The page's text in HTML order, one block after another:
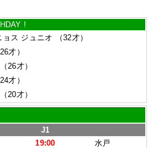
!
ョス ジュニオ
（32才）
26才）
（26才）
24才）
（20才）
J1
19:00
水戸